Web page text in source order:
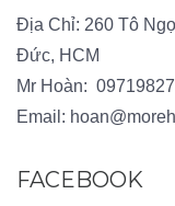
Địa Chỉ: 260 Tô
Đức, HCM
Mr Hoàn:
Email:
FACEBOOK